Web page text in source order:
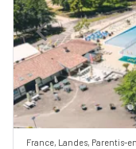
Previous
France, Landes, Parentis-